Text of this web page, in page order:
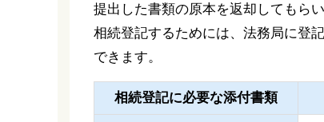
提出した書類の原本を返却してもら
相続登記するためには、法務局に登
できます。
相続登記に必要な添付書類